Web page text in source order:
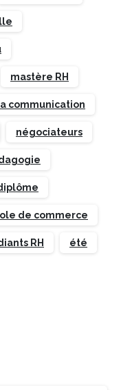
mastère RH
communication
négociateurs
de commerce
RH été